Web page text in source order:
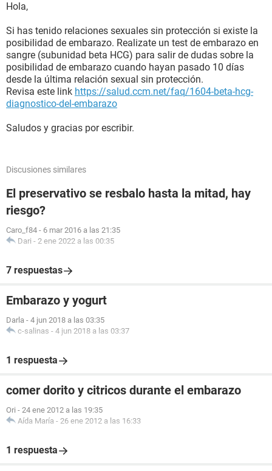
Hola,
Si has tenido relaciones sexuales sin protección si existe la
posibilidad de embarazo. Realizate un test de embarazo en
sangre (subunidad beta HCG) para salir de dudas sobre la
posibilidad de embarazo cuando hayan pasado 10 días
desde la última relación sexual sin protección.
Revisa este link https://salud.ccm.net/faq/1604-beta-hcg-
diagnostico-del-embarazo
Saludos y gracias por escribir.
Discusiones similares
El preservativo se resbalo hasta la mitad, hay
riesgo?
Caro_f84 - 6 mar 2016 a las 21:35
Dari - 2 ene 2022 a las 00:35
7 respuestas
Embarazo y yogurt
Darla - 4 jun 2018 a las 03:35
c-salinas - 4 jun 2018 a las 03:37
1 respuesta
comer dorito y citricos durante el embarazo
Ori - 24 ene 2012 a las 19:35
Aída María - 26 ene 2012 a las 16:33
1 respuesta